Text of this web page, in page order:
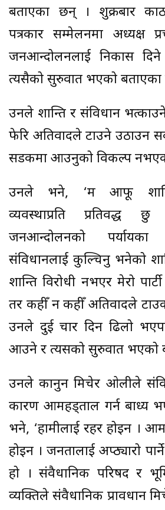
बताएका छन् । शुक्रबार
पत्रकार सम्मेलनमा अध्यक्ष
जनआन्दोलनलाई निकास दिने
त्यसैको सुरुवात भएको बताएका
उनले शान्ति र संविधान
फेरि अतिवादले टाउने उठाउन
सडकमा आउनुको विकल्प
उनले भने, ‘म आफू
व्यवस्थाप्रति
जनआन्दोलनको
संविधानलाई कुल्चिनु भनेको
शान्ति विरोधी नभएर मेरो
तर कहीँ न कहीँ अतिवादले
उनले दुई चार दिन ढिलो
आउने र त्यसको सुरुवात भएको
उनले कानुन मिचेर ओलीले
कारण आमहड्ताल गर्न बाध्य
भने, ‘हामीलाई रहर होइन ।
होइन । जनतालाई अप्ठ्यारो
हो । संवैधानिक परिषद र
व्यक्तिले संवैधानिक प्रावधान